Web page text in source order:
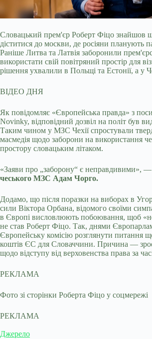
Словацький прем'єр Роберт Фіцо знайшов
діститися до москви, де росіяни планують
Раніше Литва та Латвія заборонили
використати свій повітряний простір для
рішення ухвалили в Польщі та Естонії, а у
ВІДЕО ДНЯ
Як повідомляє «Європейська правда» з
Novinky, відповідний дозвіл на політ був
Таким чином у МЗС Чехії спростували
масмедія щодо заборони на використання
простору словацьким літаком.
«Заяви про „заборону“ є неправдивими», —
чеського МЗС Адам Чорго.
Додамо, що після поразки на виборах в
сили Віктора Орбана, відомого своїми
в Європі висловлюють побоювання, щоб
не став Роберт Фіцо. Так, днями
Європейську комісію розглянути питання
коштів ЄС для Словаччини. Причина —
щодо відступу від верховенства права за
РЕКЛАМА
Фото зі сторінки Роберта Фіцо у соцмережі
РЕКЛАМА
Джерело